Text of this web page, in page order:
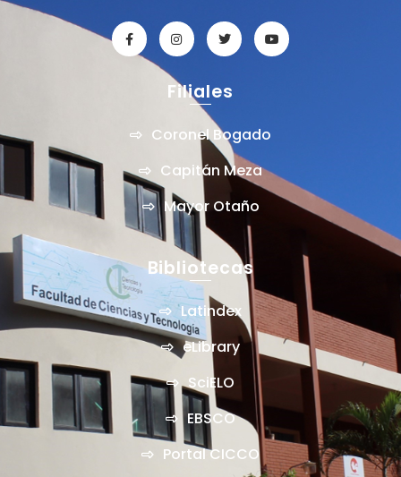
Finales de Grado
Filiales
Coronel Bogado
Capitán Meza
Mayor Otaño
Bibliotecas
Latindex
eLibrary
SciELO
EBSCO
Portal CICCO